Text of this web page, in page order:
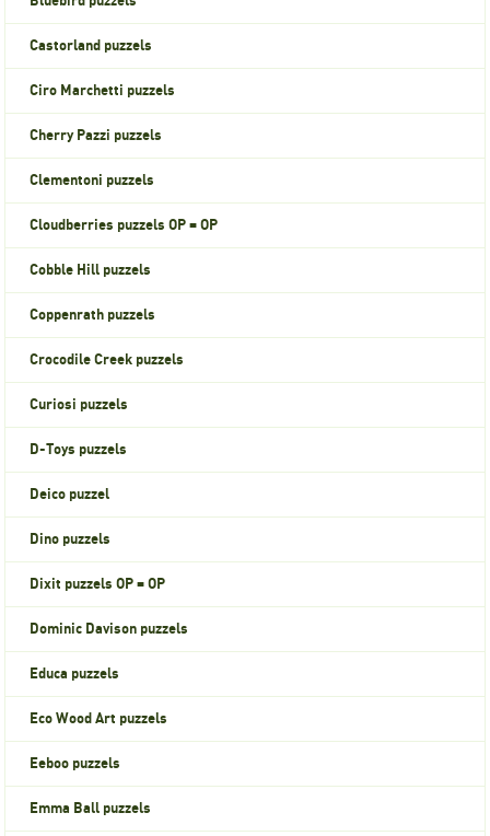
Castorland puzzels
Ciro Marchetti puzzels
Cherry Pazzi puzzels
Clementoni puzzels
Cloudberries puzzels OP = OP
Cobble Hill puzzels
Coppenrath puzzels
Crocodile Creek puzzels
Curiosi puzzels
D-Toys puzzels
Deico puzzel
Dino puzzels
Dixit puzzels OP = OP
Dominic Davison puzzels
Educa puzzels
Eco Wood Art puzzels
Eeboo puzzels
Emma Ball puzzels